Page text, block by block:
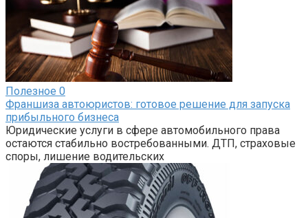
Полезное 0
Франшиза автоюристов: готовое решение для запуска
прибыльного бизнеса
Юридические услуги в сфере автомобильного права
остаются стабильно востребованными. ДТП, страховые
споры, лишение водительских